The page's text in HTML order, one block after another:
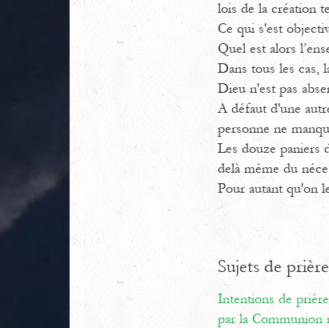
lois de la création
Ce qui s'est
Quel est alors
Dans tous les cas,
Dieu n'est pas
A défaut d'une
personne ne
Les douze paniers
delà même du
Pour autant qu'on
Sujets de prière
Intentions de
par la Communion